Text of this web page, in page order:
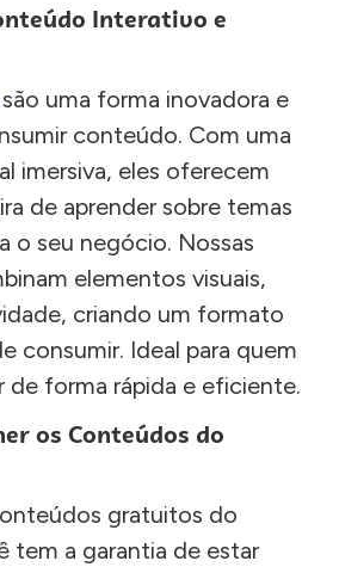
Interativo e
são uma forma inovadora e
conteúdo. Com uma
imersiva, eles oferecem
de aprender sobre temas
o seu negócio. Nossas
elementos visuais,
criando um formato
consumir. Ideal para quem
de forma rápida e eficiente.
os Conteúdos do
gratuitos do
tem a garantia de estar